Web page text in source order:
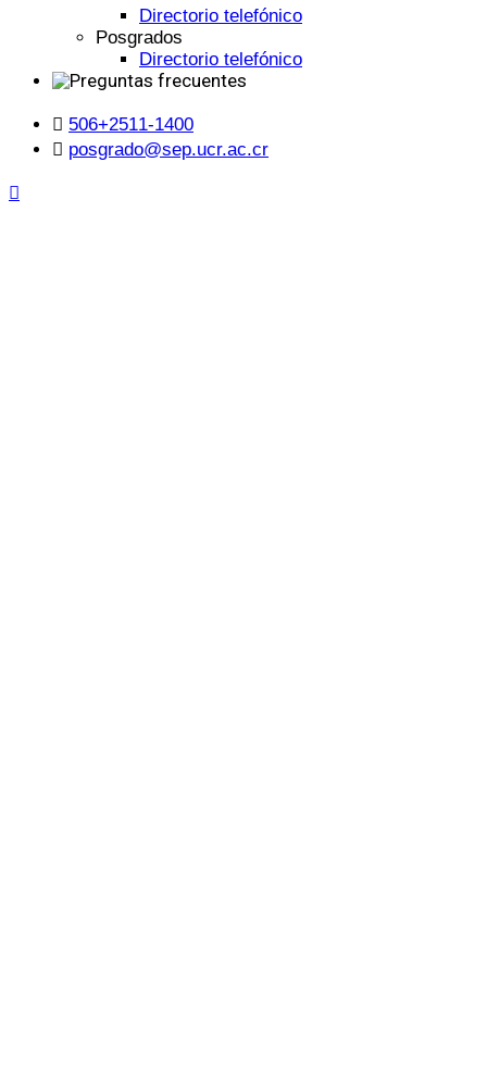
Directorio telefónico
Posgrados
Directorio telefónico
506+2511-1400
posgrado@sep.ucr.ac.cr